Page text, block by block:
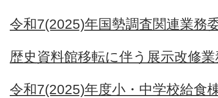
令和7(2025)年国勢調査関連業務
歴史資料館移転に伴う展示改修
令和7(2025)年度小・中学校給食